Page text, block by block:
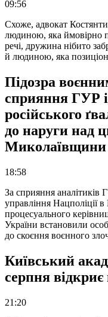
09:56
Схоже, адвокат
людиною, яка ймовірно
речі, дружина нібито
й людиною, яка
Підозра
сприяння ГУР
російського
до наруги над
Миколаївщини
18:58
За сприяння аналітиків
управління Нацполіції в
процесуального
України встановили
до скоєння воєнного
Київський
серпня
21:20